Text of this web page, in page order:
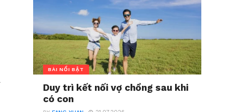
BÀI NỔI BẬT
Duy trì kết nối vợ chồng sau khi
có con